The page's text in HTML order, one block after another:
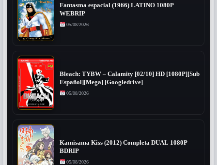
Fantasma espacial (1966) LATINO 1080P
WEBRIP
05/08/2026
Bleach: TYBW – Calamity [02/10] HD [1080P][Sub
Español][Mega] [Googledrive]
05/08/2026
Kamisama Kiss (2012) Completa DUAL 1080P
BDRIP
05/08/2026